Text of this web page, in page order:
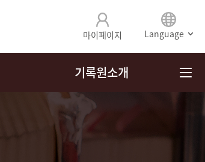
마이페이지 Language
기록원소개